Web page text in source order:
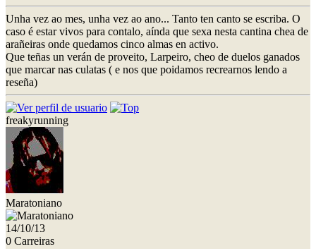
Unha vez ao mes, unha vez ao ano... Tanto ten canto se escriba. O
caso é estar vivos para contalo, aínda que sexa nesta cantina chea de
arañeiras onde quedamos cinco almas en activo.
Que teñas un verán de proveito, Larpeiro, cheo de duelos ganados
que marcar nas culatas ( e nos que poidamos recrearnos lendo a
reseña)
freakyrunning
Maratoniano
14/10/13
0 Carreiras